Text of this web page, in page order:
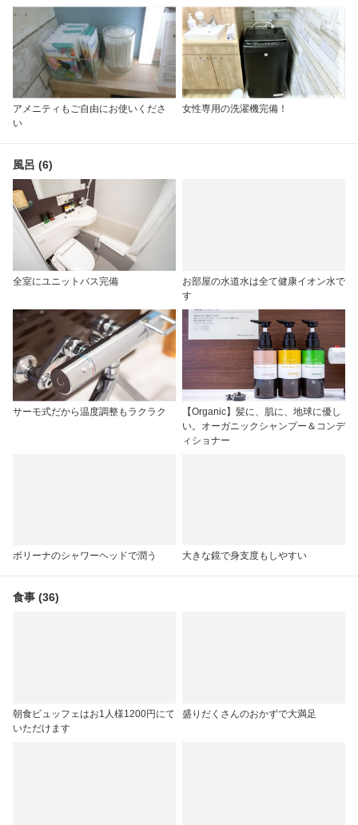
アメニティもご自由にお使いくださ
い
女性専用の洗濯機完備！
風呂 (6)
全室にユニットバス完備
お部屋の水道水は全て健康イオン水で
す
サーモ式だから温度調整もラクラク
【Organic】髪に、肌に、地球に優し
い。オーガニックシャンプー＆コンデ
ィショナー
ボリーナのシャワーヘッドで潤う 大きな鏡で身支度もしやすい
食事 (36)
朝食ビュッフェはお1人様1200円にて
いただけます
盛りだくさんのおかずで大満足